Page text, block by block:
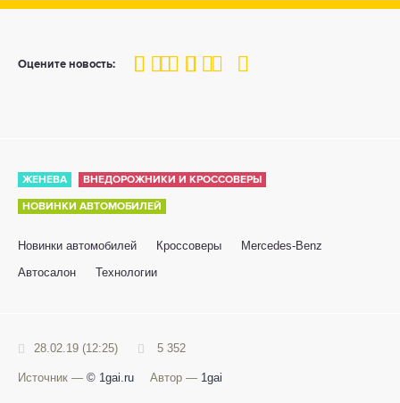
Оцените новость:
100
1 2 3 4 5
ЖЕНЕВА ВНЕДОРОЖНИКИ И КРОССОВЕРЫ
НОВИНКИ АВТОМОБИЛЕЙ
Новинки автомобилей Кроссоверы
Mercedes-Benz
Автосалон
Технологии
28.02.19 (12:25) 5 352
Источник — © 1gai.ru Автор — 1gai